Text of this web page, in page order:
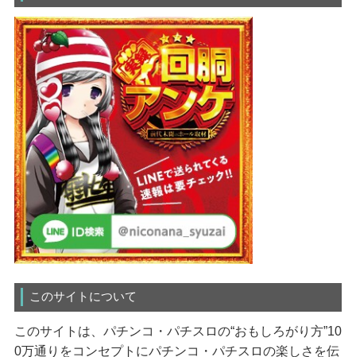
このサイトについて
このサイトは、パチンコ・パチスロの“おもしろがり方”10
0万通りをコンセプトにパチンコ・パチスロの楽しさを伝